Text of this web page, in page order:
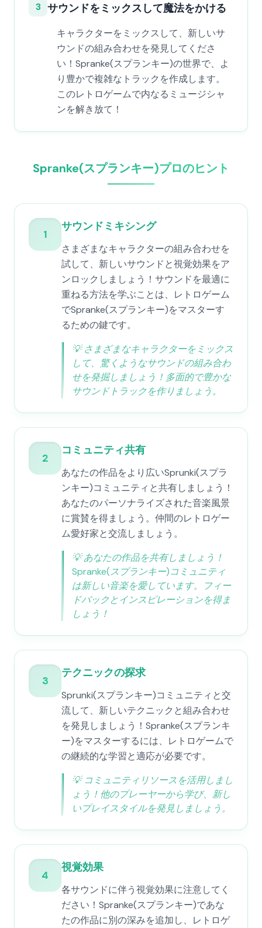
3 サウンドをミックスして魔法をかける
キャラクターをミックスして、新しいサ
ウンドの組み合わせを発見してくださ
い！Spranke(スプランキー)の世界で、よ
り豊かで複雑なトラックを作成します。
このレトロゲームで内なるミュージシャ
ンを解き放て！
Spranke(スプランキー)プロのヒント
1
サウンドミキシング
さまざまなキャラクターの組み合わせを
試して、新しいサウンドと視覚効果をア
ンロックしましょう！サウンドを最適に
重ねる方法を学ぶことは、レトロゲーム
でSpranke(スプランキー)をマスターす
るための鍵です。
💡さまざまなキャラクターをミックス
して、驚くようなサウンドの組み合わ
せを発掘しましょう！多面的で豊かな
サウンドトラックを作りましょう。
2
コミュニティ共有
あなたの作品をより広いSprunki(スプラ
ンキー)コミュニティと共有しましょう！
あなたのパーソナライズされた音楽風景
に賞賛を得ましょう。仲間のレトロゲー
ム愛好家と交流しましょう。
💡あなたの作品を共有しましょう！
Spranke(スプランキー)コミュニティ
は新しい音楽を愛しています。フィー
ドバックとインスピレーションを得ま
しょう！
3
テクニックの探求
Sprunki(スプランキー)コミュニティと交
流して、新しいテクニックと組み合わせ
を発見しましょう！Spranke(スプランキ
ー)をマスターするには、レトロゲームで
の継続的な学習と適応が必要です。
💡コミュニティリソースを活用しまし
ょう！他のプレーヤーから学び、新し
いプレイスタイルを発見しましょう。
4
視覚効果
各サウンドに伴う視覚効果に注意してく
ださい！Spranke(スプランキー)であな
たの作品に別の深みを追加し、レトロゲ